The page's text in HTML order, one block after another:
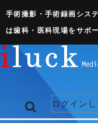
手術撮影・手術録画シス
は歯科・医科現場をサポ
ログイン